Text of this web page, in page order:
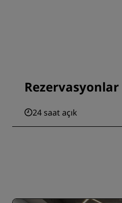
Rezervasyonlar
24 saat açık